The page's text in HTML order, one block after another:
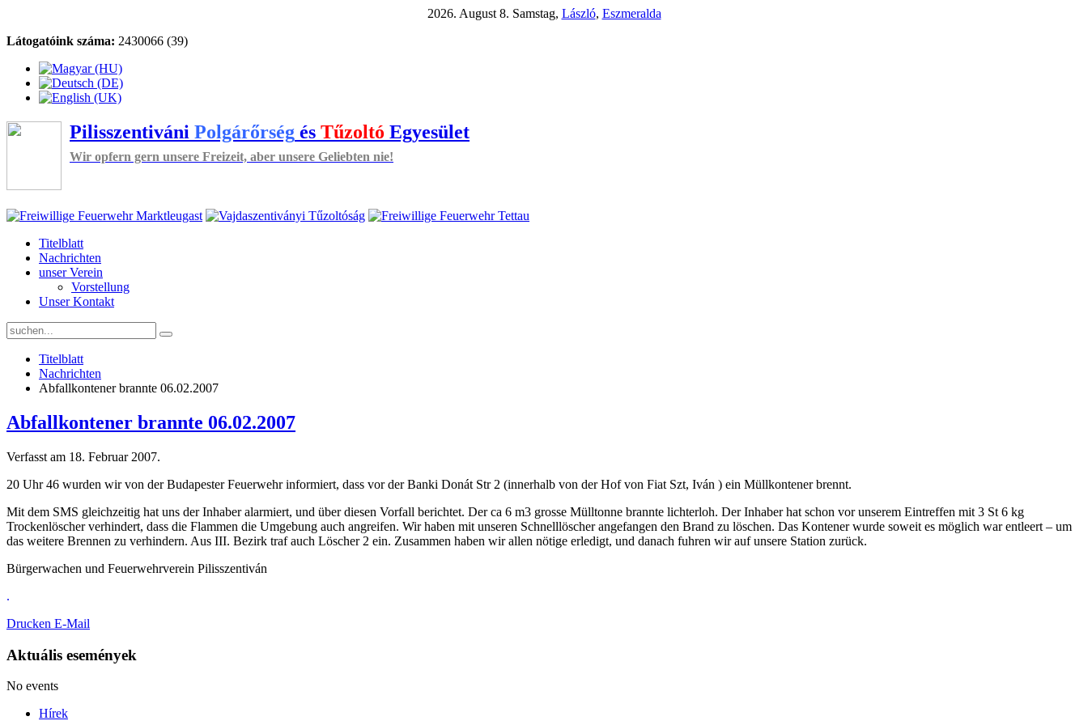
2026. August 8. Samstag, László, Eszmeralda
Látogatóink száma: 2430066 (39)
Pilisszentiváni Polgárőrség és Tűzoltó Egyesület
Wir opfern gern unsere Freizeit, aber unsere Geliebten nie!
Titelblatt
Nachrichten
unser Verein
Vorstellung
Unser Kontakt
Titelblatt
Nachrichten
Abfallkontener brannte 06.02.2007
Abfallkontener brannte 06.02.2007
Verfasst am 18. Februar 2007.
20 Uhr 46 wurden wir von der Budapester Feuerwehr informiert, dass vor der Banki Donát Str 2 (innerhalb von der Hof von Fiat Szt, Iván ) ein Müllkontener brennt.
Mit dem SMS gleichzeitig hat uns der Inhaber alarmiert, und über diesen Vorfall berichtet. Der ca 6 m3 grosse Mülltonne brannte lichterloh. Der Inhaber hat schon vor unserem Eintreffen mit 3 St 6 kg
Trockenlöscher verhindert, dass die Flammen die Umgebung auch angreifen. Wir haben mit unseren Schnelllöscher angefangen den Brand zu löschen. Das Kontener wurde soweit es möglich war entleert – um
das weitere Brennen zu verhindern. Aus III. Bezirk traf auch Löscher 2 ein. Zusammen haben wir allen nötige erledigt, und danach fuhren wir auf unsere Station zurück.
Bürgerwachen und Feuerwehrverein Pilisszentiván
.
Drucken E-Mail
Aktuális események
No events
Hírek